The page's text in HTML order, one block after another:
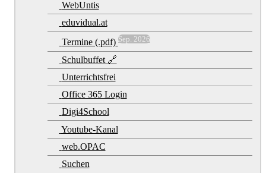
WebUntis
eduvidual.at
Termine (.pdf) Sep. 2026
Schulbuffet 🔗
Unterrichtsfrei
Office 365 Login
Digi4School
Youtube-Kanal
web.OPAC
Suchen